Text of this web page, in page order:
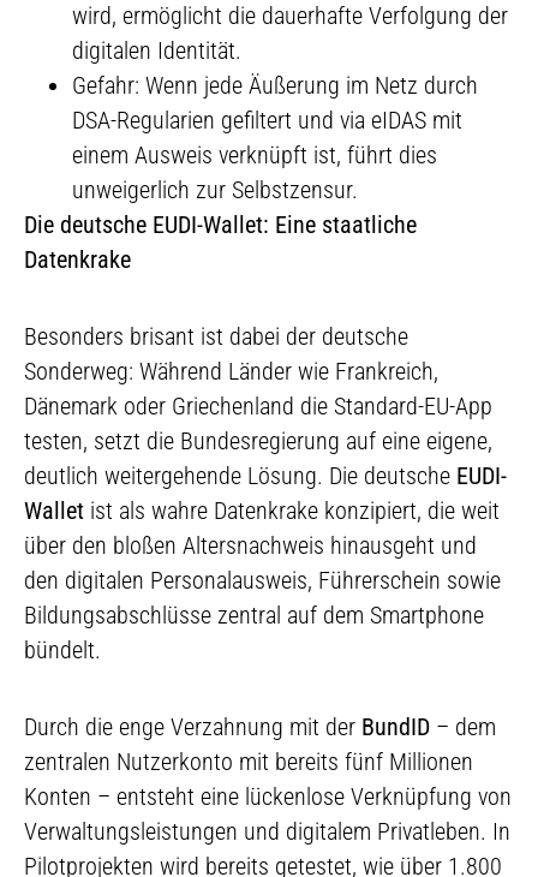
wird, ermöglicht die dauerhafte Verfolgung der
digitalen Identität.
Gefahr: Wenn jede Äußerung im Netz durch
DSA-Regularien gefiltert und via eIDAS mit
einem Ausweis verknüpft ist, führt dies
unweigerlich zur Selbstzensur.
Die deutsche EUDI-Wallet: Eine staatliche
Datenkrake
Besonders brisant ist dabei der deutsche
Sonderweg: Während Länder wie Frankreich,
Dänemark oder Griechenland die Standard-EU-App
testen, setzt die Bundesregierung auf eine eigene,
deutlich weitergehende Lösung. Die deutsche EUDI-
Wallet ist als wahre Datenkrake konzipiert, die weit
über den bloßen Altersnachweis hinausgeht und
den digitalen Personalausweis, Führerschein sowie
Bildungsabschlüsse zentral auf dem Smartphone
bündelt.
Durch die enge Verzahnung mit der BundID – dem
zentralen Nutzerkonto mit bereits fünf Millionen
Konten – entsteht eine lückenlose Verknüpfung von
Verwaltungsleistungen und digitalem Privatleben. In
Pilotprojekten wird bereits getestet, wie über 1.800